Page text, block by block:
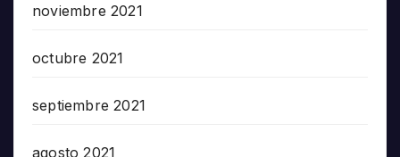
noviembre 2021
octubre 2021
septiembre 2021
agosto 2021